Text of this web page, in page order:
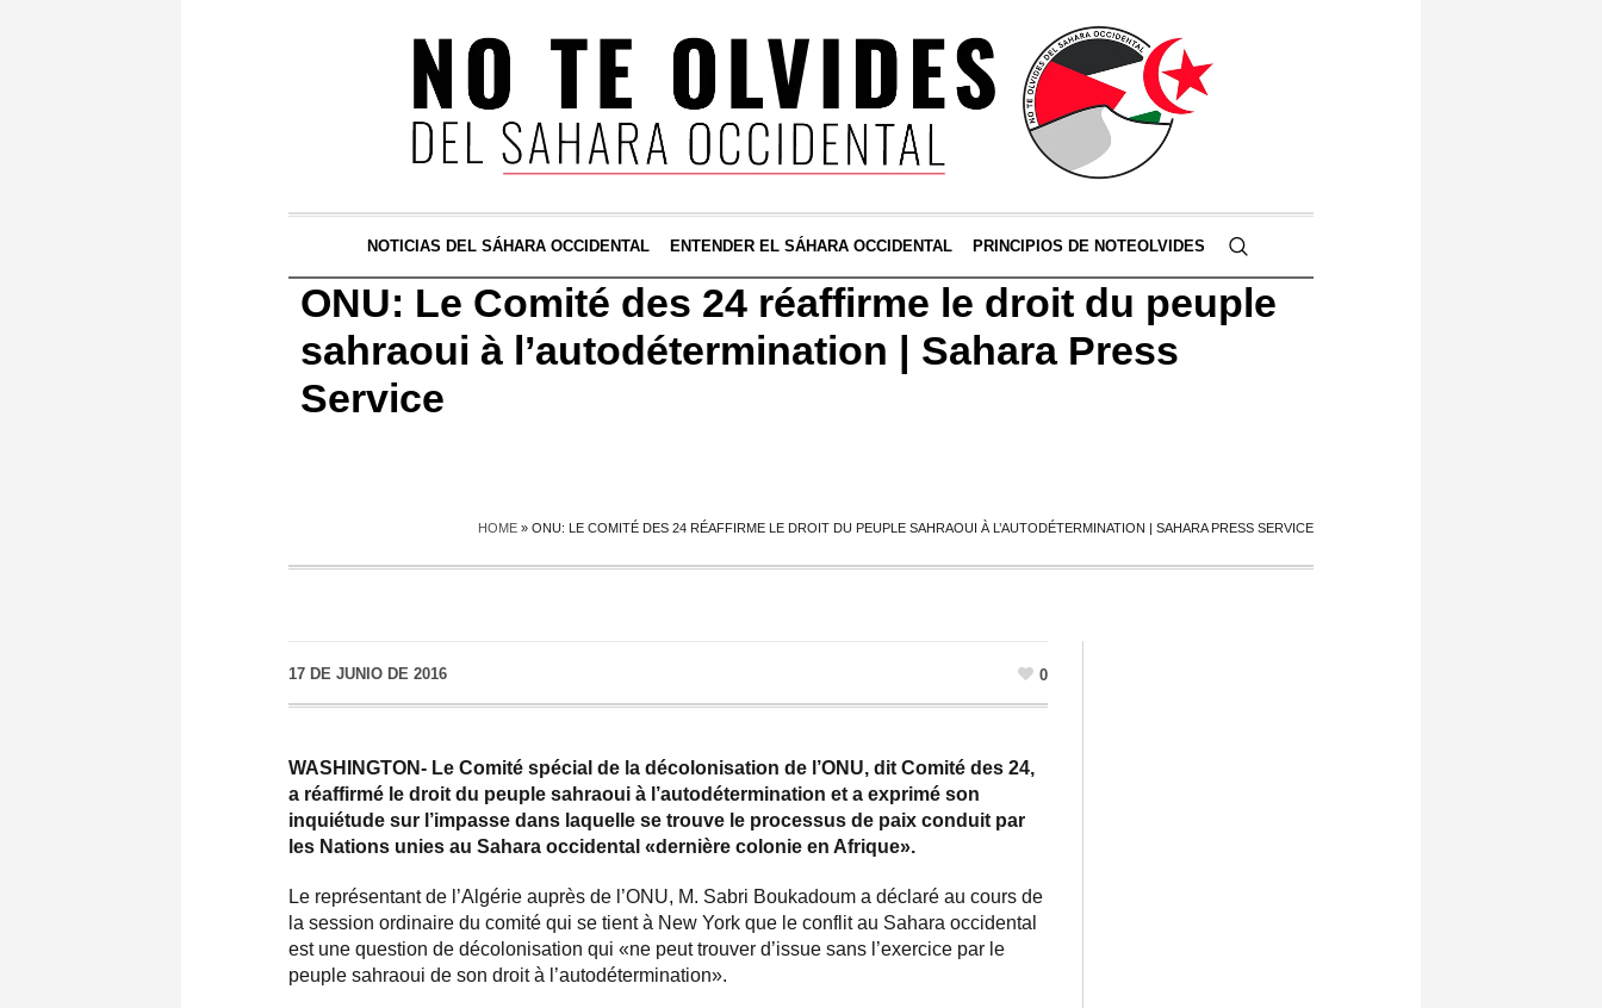
NOTICIAS DEL SÁHARA OCCIDENTAL ENTENDER EL SÁHARA OCCIDENTAL PRINCIPIOS DE NOTEOLVIDES
ONU: Le Comité des 24 réaffirme le droit du peuple
sahraoui à l’autodétermination | Sahara Press
Service
HOME » ONU: LE COMITÉ DES 24 RÉAFFIRME LE DROIT DU PEUPLE SAHRAOUI À L’AUTODÉTERMINATION | SAHARA PRESS SERVICE
17 DE JUNIO DE 2016 0
WASHINGTON- Le Comité spécial de la décolonisation de l’ONU, dit Comité des 24,
a réaffirmé le droit du peuple sahraoui à l’autodétermination et a exprimé son
inquiétude sur l’impasse dans laquelle se trouve le processus de paix conduit par
les Nations unies au Sahara occidental «dernière colonie en Afrique».
Le représentant de l’Algérie auprès de l’ONU, M. Sabri Boukadoum a déclaré au cours de
la session ordinaire du comité qui se tient à New York que le conflit au Sahara occidental
est une question de décolonisation qui «ne peut trouver d’issue sans l’exercice par le
peuple sahraoui de son droit à l’autodétermination».